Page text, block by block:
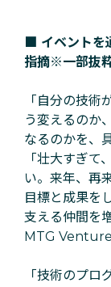
■ イベントを
指摘※一部抜
「自分の技
う変えるのか
なるのかを、
「壮大すぎて
い。来年、再
目標と成果を
支える仲間を
MTG
「技術のプロ